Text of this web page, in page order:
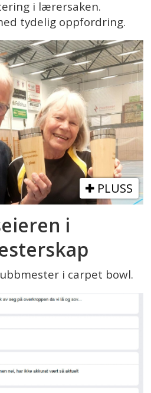
i lærersaken.
tydelig oppfordring.
PLUSS
i
i carpet bowl.